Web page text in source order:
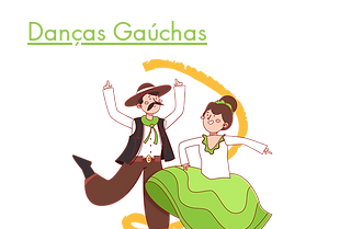
Danças Gaúchas